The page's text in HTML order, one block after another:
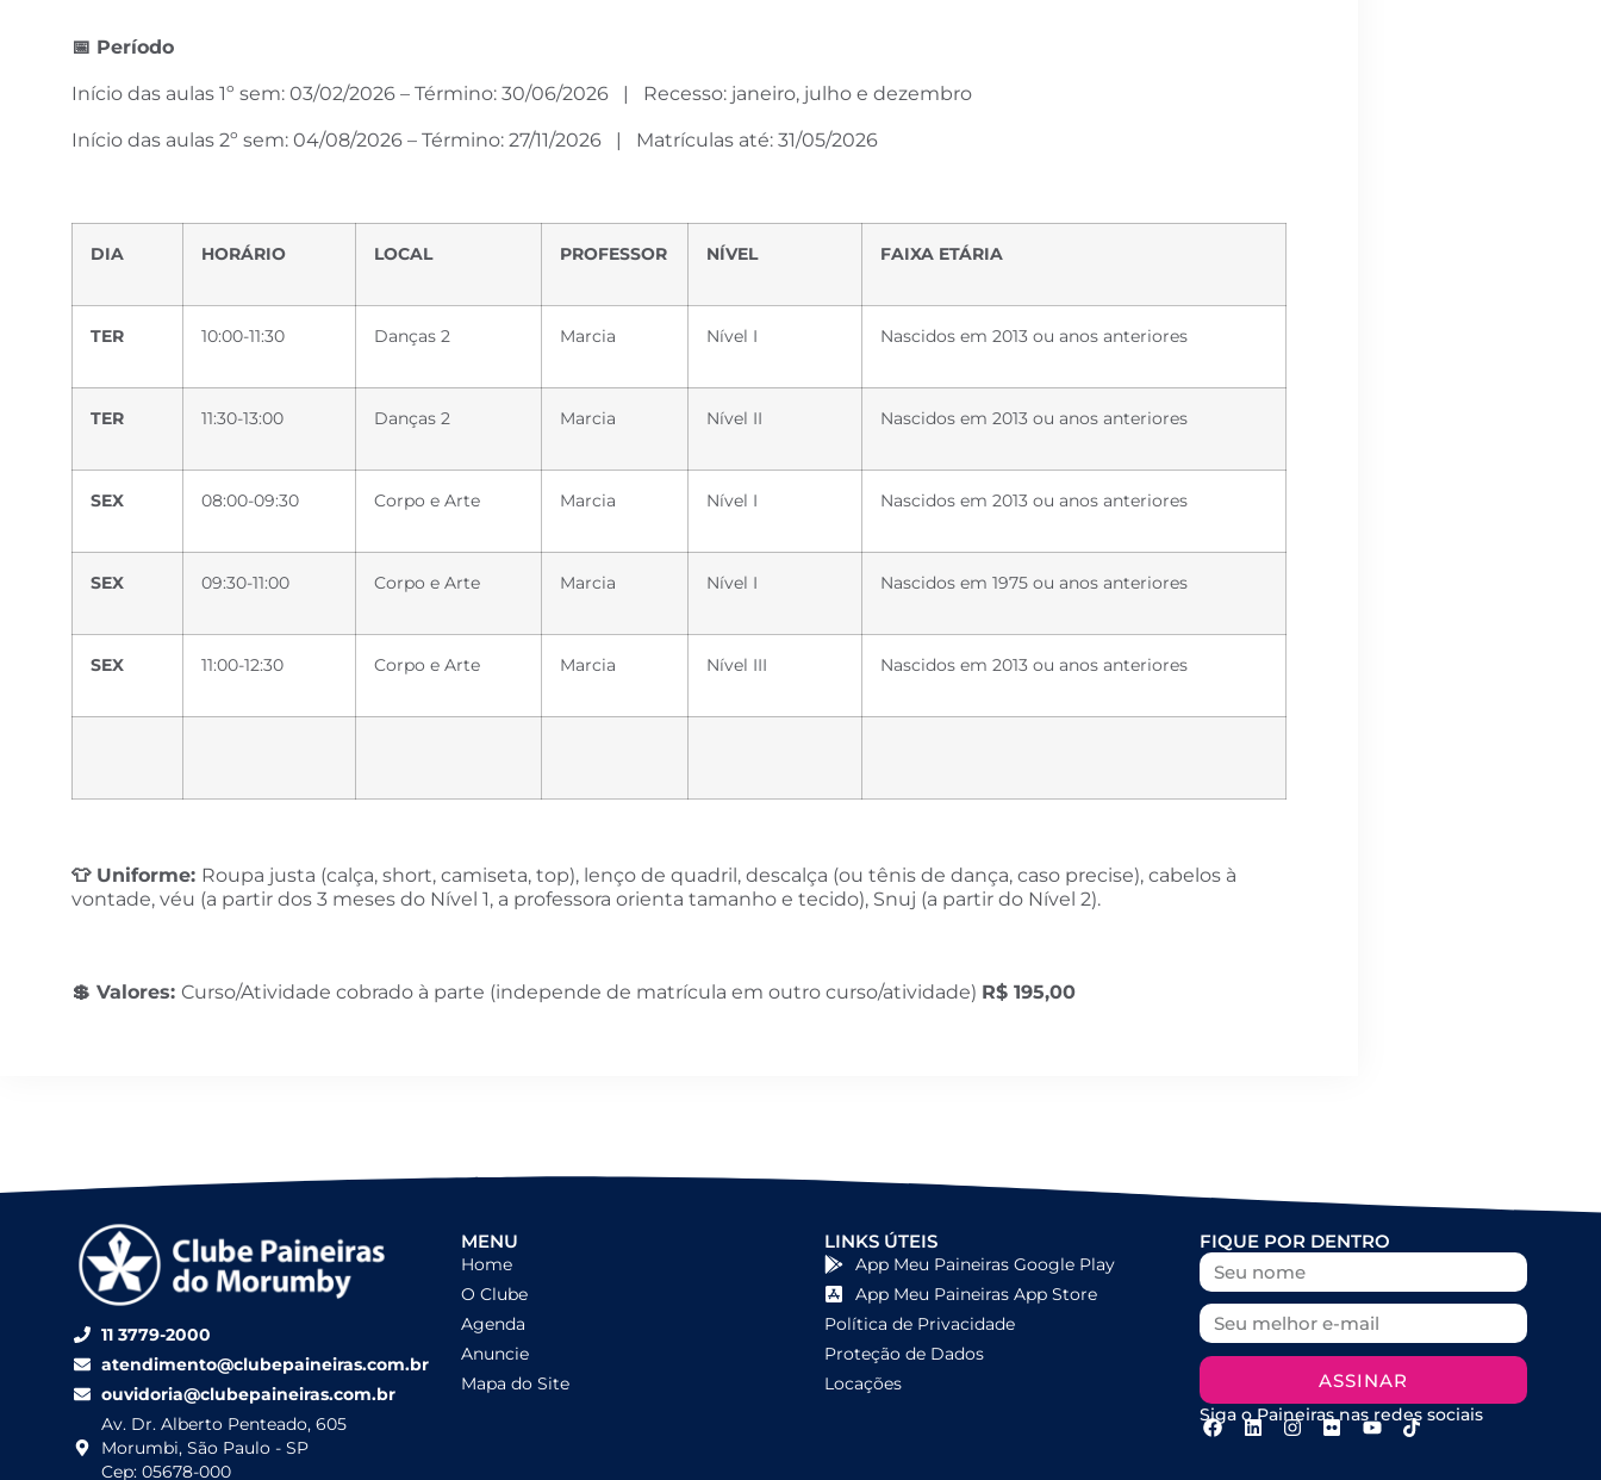
📅 Período
Início das aulas 1º sem: 03/02/2026 – Término: 30/06/2026 | Recesso: janeiro, julho e dezembro
Início das aulas 2º sem: 04/08/2026 – Término: 27/11/2026 | Matrículas até: 31/05/2026
DIA HORÁRIO LOCAL PROFESSOR NÍVEL FAIXA ETÁRIA
TER 10:00-11:30 Danças 2 Marcia Nível I Nascidos em 2013 ou anos anteriores
TER 11:30-13:00 Danças 2 Marcia Nível II Nascidos em 2013 ou anos anteriores
SEX 08:00-09:30 Corpo e Arte Marcia Nível I Nascidos em 2013 ou anos anteriores
SEX 09:30-11:00 Corpo e Arte Marcia Nível I Nascidos em 1975 ou anos anteriores
SEX 11:00-12:30 Corpo e Arte Marcia Nível III Nascidos em 2013 ou anos anteriores
👕Uniforme: Roupa justa (calça, short, camiseta, top), lenço de quadril, descalça (ou tênis de dança, caso precise), cabelos à
vontade, véu (a partir dos 3 meses do Nível 1, a professora orienta tamanho e tecido), Snuj (a partir do Nível 2).
💲 Valores: Curso/Atividade cobrado à parte (independe de matrícula em outro curso/atividade) R$ 195,00
11 3779-2000
atendimento@clubepaineiras.com.br
ouvidoria@clubepaineiras.com.br
Av. Dr. Alberto Penteado, 605
Morumbi, São Paulo - SP
Cep: 05678-000
MENU
Home
O Clube
Agenda
Anuncie
Mapa do Site
LINKS ÚTEIS
App Meu Paineiras Google Play
App Meu Paineiras App Store
Política de Privacidade
Proteção de Dados
Locações
FIQUE POR DENTRO
ASSINAR
Siga o Paineiras nas redes sociais